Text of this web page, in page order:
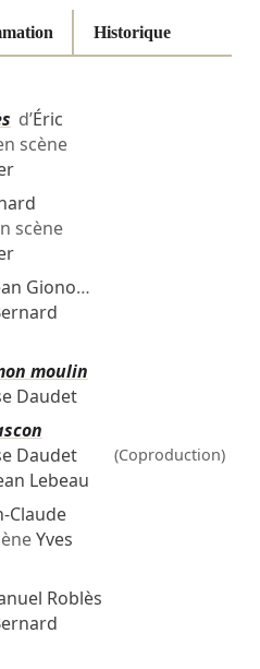
Historique
d’Éric
scène
scène
Giono…
moulin
Daudet
Daudet
Lebeau
(Coproduction)
Claude
Yves
Roblès